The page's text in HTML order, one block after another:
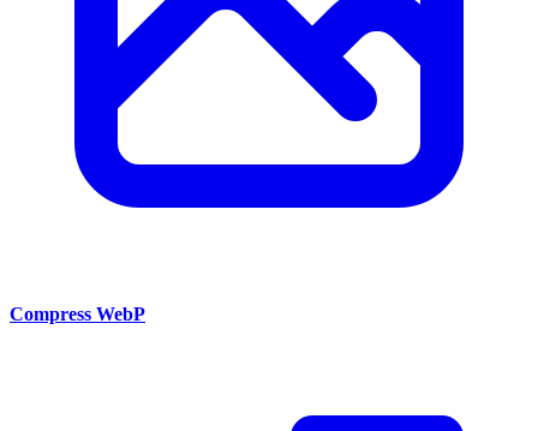
Compress WebP